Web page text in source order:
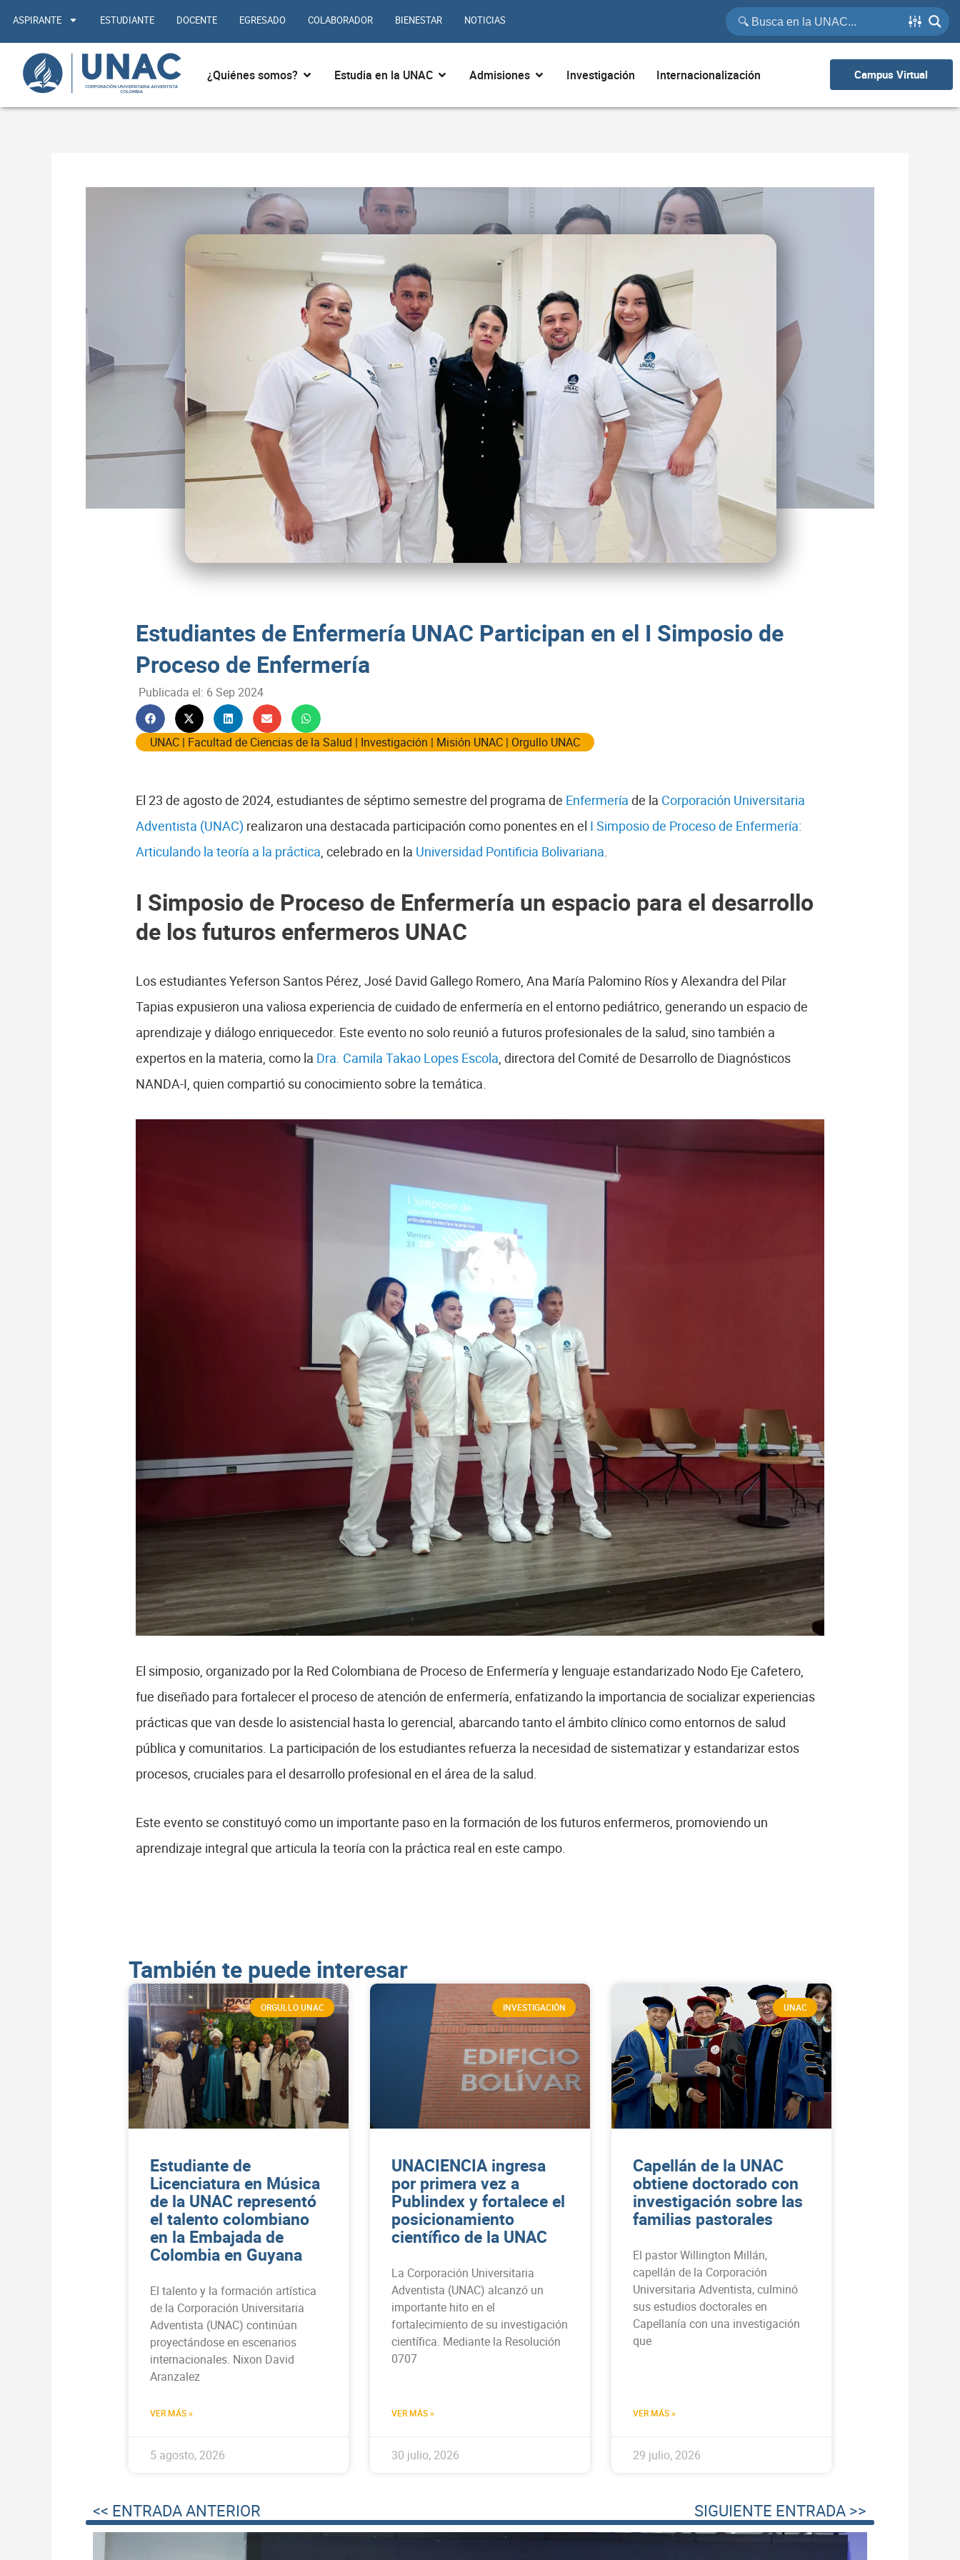
contenido
ASPIRANTE ESTUDIANTE DOCENTE EGRESADO COLABORADOR BIENESTAR NOTICIAS
¿Quiénes somos? Abrir ¿Quiénes somos?
Estudia en la UNAC Abrir Estudia en la UNAC
Admisiones Abrir Admisiones
Investigación Internacionalización Campus Virtual
Estudiantes de Enfermería UNAC Participan en el I Simposio de
Proceso de Enfermería
Publicada el: 6 Sep 2024
UNAC | Facultad de Ciencias de la Salud | Investigación | Misión UNAC | Orgullo UNAC
El 23 de agosto de 2024, estudiantes de séptimo semestre del programa de Enfermería de la Corporación Universitaria
Adventista (UNAC) realizaron una destacada participación como ponentes en el I Simposio de Proceso de Enfermería:
Articulando la teoría a la práctica, celebrado en la Universidad Pontificia Bolivariana.
I Simposio de Proceso de Enfermería un espacio para el desarrollo
de los futuros enfermeros UNAC
Los estudiantes Yeferson Santos Pérez, José David Gallego Romero, Ana María Palomino Ríos y Alexandra del Pilar
Tapias expusieron una valiosa experiencia de cuidado de enfermería en el entorno pediátrico, generando un espacio de
aprendizaje y diálogo enriquecedor. Este evento no solo reunió a futuros profesionales de la salud, sino también a
expertos en la materia, como la Dra. Camila Takao Lopes Escola, directora del Comité de Desarrollo de Diagnósticos
NANDA-I, quien compartió su conocimiento sobre la temática.
El simposio, organizado por la Red Colombiana de Proceso de Enfermería y lenguaje estandarizado Nodo Eje Cafetero,
fue diseñado para fortalecer el proceso de atención de enfermería, enfatizando la importancia de socializar experiencias
prácticas que van desde lo asistencial hasta lo gerencial, abarcando tanto el ámbito clínico como entornos de salud
pública y comunitarios. La participación de los estudiantes refuerza la necesidad de sistematizar y estandarizar estos
procesos, cruciales para el desarrollo profesional en el área de la salud.
Este evento se constituyó como un importante paso en la formación de los futuros enfermeros, promoviendo un
aprendizaje integral que articula la teoría con la práctica real en este campo.
También te puede interesar
ORGULLO UNAC
Estudiante de
Licenciatura en Música
de la UNAC representó
el talento colombiano
en la Embajada de
Colombia en Guyana
El talento y la formación artística
de la Corporación Universitaria
Adventista (UNAC) continúan
proyectándose en escenarios
internacionales. Nixon David
Aranzalez
VER MÁS »
5 agosto, 2026
INVESTIGACIÓN
UNACIENCIA ingresa
por primera vez a
Publindex y fortalece el
posicionamiento
científico de la UNAC
La Corporación Universitaria
Adventista (UNAC) alcanzó un
importante hito en el
fortalecimiento de su investigación
científica. Mediante la Resolución
0707
VER MÁS »
30 julio, 2026
UNAC
Capellán de la UNAC
obtiene doctorado con
investigación sobre las
familias pastorales
El pastor Willington Millán,
capellán de la Corporación
Universitaria Adventista, culminó
sus estudios doctorales en
Capellanía con una investigación
que
VER MÁS »
29 julio, 2026
<< ENTRADA ANTERIOR SIGUIENTE ENTRADA >>